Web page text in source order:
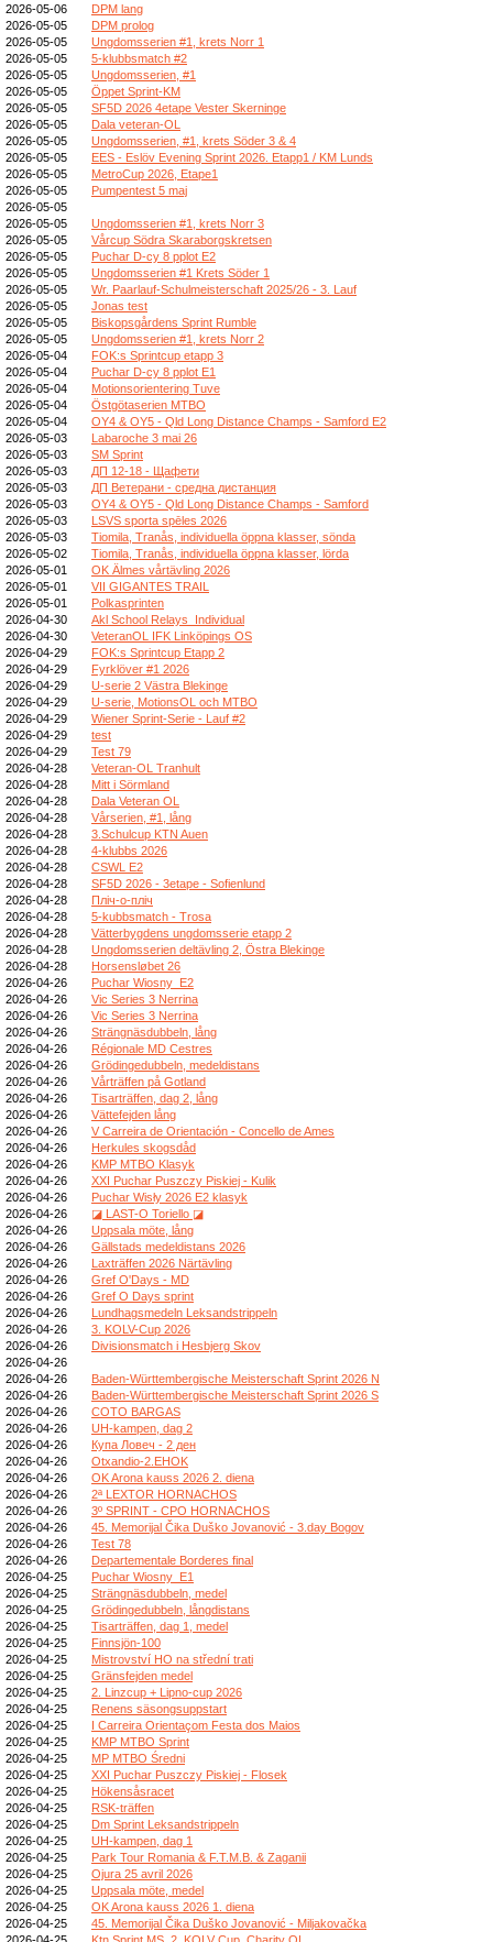
2026-05-06
DPM lang
2026-05-05
DPM prolog
2026-05-05
Ungdomsserien #1, krets Norr 1
2026-05-05
5-klubbsmatch #2
2026-05-05
Ungdomsserien, #1
2026-05-05
Öppet Sprint-KM
2026-05-05
SF5D 2026 4etape Vester Skerninge
2026-05-05
Dala veteran-OL
2026-05-05
Ungdomsserien, #1, krets Söder 3 & 4
2026-05-05
EES - Eslöv Evening Sprint 2026. Etapp1 / KM Lunds
2026-05-05
MetroCup 2026, Etape1
2026-05-05
Pumpentest 5 maj
2026-05-05
2026-05-05
Ungdomsserien #1, krets Norr 3
2026-05-05
Vårcup Södra Skaraborgskretsen
2026-05-05
Puchar D-cy 8 pplot E2
2026-05-05
Ungdomsserien #1 Krets Söder 1
2026-05-05
Wr. Paarlauf-Schulmeisterschaft 2025/26 - 3. Lauf
2026-05-05
Jonas test
2026-05-05
Biskopsgårdens Sprint Rumble
2026-05-05
Ungdomsserien #1, krets Norr 2
2026-05-04
FOK:s Sprintcup etapp 3
2026-05-04
Puchar D-cy 8 pplot E1
2026-05-04
Motionsorientering Tuve
2026-05-04
Östgötaserien MTBO
2026-05-04
OY4 & OY5 - Qld Long Distance Champs - Samford E2
2026-05-03
Labaroche 3 mai 26
2026-05-03
SM Sprint
2026-05-03
ДП 12-18 - Щафети
2026-05-03
ДП Ветерани - средна дистанция
2026-05-03
OY4 & OY5 - Qld Long Distance Champs - Samford
2026-05-03
LSVS sporta spēles 2026
2026-05-03
Tiomila, Tranås, individuella öppna klasser, sönda
2026-05-02
Tiomila, Tranås, individuella öppna klasser, lörda
2026-05-01
OK Älmes vårtävling 2026
2026-05-01
VII GIGANTES TRAIL
2026-05-01
Polkasprinten
2026-04-30
Akl School Relays_Individual
2026-04-30
VeteranOL IFK Linköpings OS
2026-04-29
FOK:s Sprintcup Etapp 2
2026-04-29
Fyrklöver #1 2026
2026-04-29
U-serie 2 Västra Blekinge
2026-04-29
U-serie, MotionsOL och MTBO
2026-04-29
Wiener Sprint-Serie - Lauf #2
2026-04-29
test
2026-04-29
Test 79
2026-04-28
Veteran-OL Tranhult
2026-04-28
Mitt i Sörmland
2026-04-28
Dala Veteran OL
2026-04-28
Vårserien, #1, lång
2026-04-28
3.Schulcup KTN Auen
2026-04-28
4-klubbs 2026
2026-04-28
CSWL E2
2026-04-28
SF5D 2026 - 3etape - Sofienlund
2026-04-28
Пліч-о-пліч
2026-04-28
5-kubbsmatch - Trosa
2026-04-28
Vätterbygdens ungdomsserie etapp 2
2026-04-28
Ungdomsserien deltävling 2, Östra Blekinge
2026-04-28
Horsensløbet 26
2026-04-26
Puchar Wiosny_E2
2026-04-26
Vic Series 3 Nerrina
2026-04-26
Vic Series 3 Nerrina
2026-04-26
Strängnäsdubbeln, lång
2026-04-26
Régionale MD Cestres
2026-04-26
Grödingedubbeln, medeldistans
2026-04-26
Vårträffen på Gotland
2026-04-26
Tisarträffen, dag 2, lång
2026-04-26
Vättefejden lång
2026-04-26
V Carreira de Orientación - Concello de Ames
2026-04-26
Herkules skogsdåd
2026-04-26
KMP MTBO Klasyk
2026-04-26
XXI Puchar Puszczy Piskiej - Kulik
2026-04-26
Puchar Wisły 2026 E2 klasyk
2026-04-26
◪ LAST-O Toriello ◪
2026-04-26
Uppsala möte, lång
2026-04-26
Gällstads medeldistans 2026
2026-04-26
Laxträffen 2026 Närtävling
2026-04-26
Gref O'Days - MD
2026-04-26
Gref O Days sprint
2026-04-26
Lundhagsmedeln Leksandstrippeln
2026-04-26
3. KOLV-Cup 2026
2026-04-26
Divisionsmatch i Hesbjerg Skov
2026-04-26
2026-04-26
Baden-Württembergische Meisterschaft Sprint 2026 N
2026-04-26
Baden-Württembergische Meisterschaft Sprint 2026 S
2026-04-26
COTO BARGAS
2026-04-26
UH-kampen, dag 2
2026-04-26
Купа Ловеч - 2 ден
2026-04-26
Otxandio-2.EHOK
2026-04-26
OK Arona kauss 2026 2. diena
2026-04-26
2ª LEXTOR HORNACHOS
2026-04-26
3º SPRINT - CPO HORNACHOS
2026-04-26
45. Memorijal Čika Duško Jovanović - 3.day Bogov
2026-04-26
Test 78
2026-04-26
Departementale Borderes final
2026-04-25
Puchar Wiosny_E1
2026-04-25
Strängnäsdubbeln, medel
2026-04-25
Grödingedubbeln, långdistans
2026-04-25
Tisarträffen, dag 1, medel
2026-04-25
Finnsjön-100
2026-04-25
Mistrovství HO na střední trati
2026-04-25
Gränsfejden medel
2026-04-25
2. Linzcup + Lipno-cup 2026
2026-04-25
Renens säsongsuppstart
2026-04-25
I Carreira Orientaçom Festa dos Maios
2026-04-25
KMP MTBO Sprint
2026-04-25
MP MTBO Średni
2026-04-25
XXI Puchar Puszczy Piskiej - Flosek
2026-04-25
Hökensåsracet
2026-04-25
RSK-träffen
2026-04-25
Dm Sprint Leksandstrippeln
2026-04-25
UH-kampen, dag 1
2026-04-25
Park Tour Romania & F.T.M.B. & Zaganii
2026-04-25
Ojura 25 avril 2026
2026-04-25
Uppsala möte, medel
2026-04-25
OK Arona kauss 2026 1. diena
2026-04-25
45. Memorijal Čika Duško Jovanović - Miljakovačka